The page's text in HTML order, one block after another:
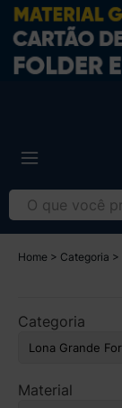
Home Categoria
Categoria
Material